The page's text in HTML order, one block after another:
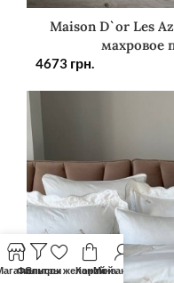
Maison D`or Les
махровое
4673 грн.
Фильтры
Список желаний
Корзина
Мой аккаунт